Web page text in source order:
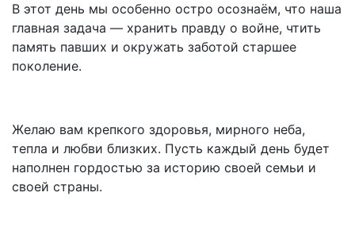
В этот день мы особенно остро осознаём, что наша
главная задача — хранить правду о войне, чтить
память павших и окружать заботой старшее
поколение.
Желаю вам крепкого здоровья, мирного неба,
тепла и любви близких. Пусть каждый день будет
наполнен гордостью за историю своей семьи и
своей страны.